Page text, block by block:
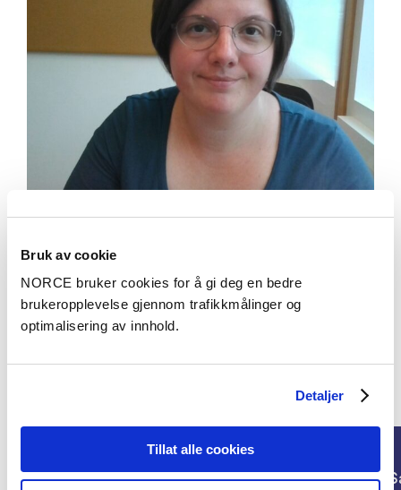
Bruk av cookie
NORCE bruker cookies for å gi deg en bedre
brukeropplevelse gjennom trafikkmålinger og
optimalisering av innhold.
Detaljer
Tillat alle cookies
Legevaktene trenger trening i håndtering av
selvskading
Samfunn, Helse